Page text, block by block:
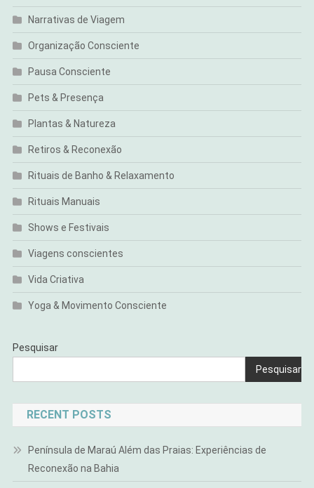
Narrativas de Viagem
Organização Consciente
Pausa Consciente
Pets & Presença
Plantas & Natureza
Retiros & Reconexão
Rituais de Banho & Relaxamento
Rituais Manuais
Shows e Festivais
Viagens conscientes
Vida Criativa
Yoga & Movimento Consciente
Pesquisar
Pesquisar
RECENT POSTS
Península de Maraú Além das Praias: Experiências de
Reconexão na Bahia